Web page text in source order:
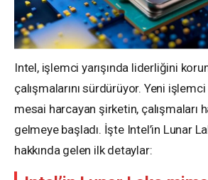
Intel, işlemci yarışında liderliğini
çalışmalarını sürdürüyor. Yeni
mesai harcayan şirketin, çalışmaları
gelmeye başladı. İşte Intel’in Lunar
hakkında gelen ilk detaylar: